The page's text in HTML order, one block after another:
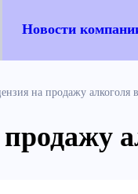
Новости
на продажу алкоголя